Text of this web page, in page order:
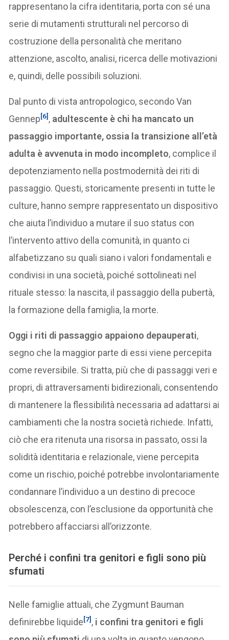
rappresentano la cifra identitaria, porta con sé una
serie di mutamenti strutturali nel percorso di
costruzione della personalità che meritano
attenzione, ascolto, analisi, ricerca delle motivazioni
e, quindi, delle possibili soluzioni.
Dal punto di vista antropologico, secondo Van
Gennep[6] , adultescente è chi ha mancato un
passaggio importante, ossia la transizione all’età
adulta è avvenuta in modo incompleto, complice il
depotenziamento nella postmodernità dei riti di
passaggio. Questi, storicamente presenti in tutte le
culture, hanno sempre rappresentato un dispositivo
che aiuta l’individuo a mutare il suo status con
l’intervento attivo della comunità, in quanto ci
alfabetizzano su quali siano i valori fondamentali e
condivisi in una società, poiché sottolineati nel
rituale stesso: la nascita, il passaggio della pubertà,
la formazione della famiglia, la morte.
Oggi i riti di passaggio appaiono depauperati,
segno che la maggior parte di essi viene percepita
come reversibile. Si tratta, più che di passaggi veri e
propri, di attraversamenti bidirezionali, consentendo
di mantenere la flessibilità necessaria ad adattarsi ai
cambiamenti che la nostra società richiede. Infatti,
ciò che era ritenuta una risorsa in passato, ossi la
solidità identitaria e relazionale, viene percepita
come un rischio, poiché potrebbe involontariamente
condannare l’individuo a un destino di precoce
obsolescenza, con l’esclusione da opportunità che
potrebbero affacciarsi all’orizzonte.
Perché i confini tra genitori e figli sono più
sfumati
Nelle famiglie attuali, che Zygmunt Bauman
definirebbe liquide[7] , i confini tra genitori e figli